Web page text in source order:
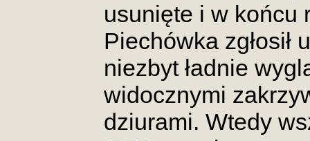
usunięte i w końcu
Piechówka zgłosił
niezbyt ładnie
widocznymi
dziurami. Wtedy